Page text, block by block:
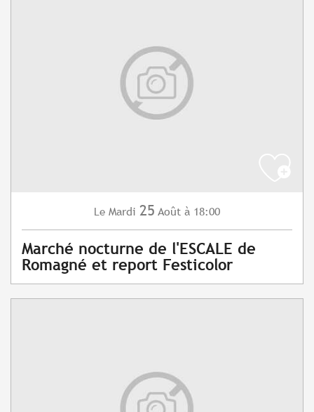
Le Mardi 25 Août à 18:00
Marché nocturne de l'ESCALE de
Romagné et report Festicolor